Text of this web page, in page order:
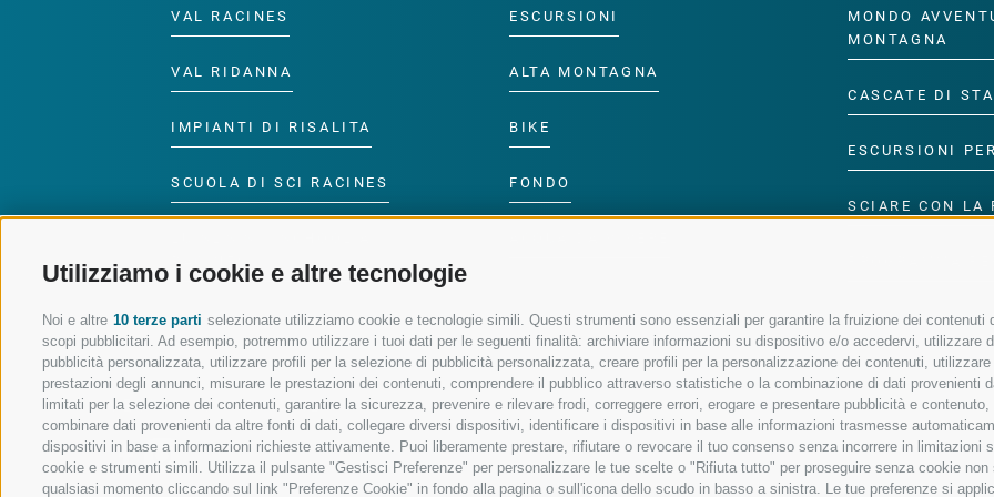
Utilizziamo i cookie e altre tecnologie
Noi e altre 10 terze parti selezionate utilizziamo cookie e tecnologie simili. Questi strumenti sono essenziali per garantire la fruizione dei
scopi pubblicitari. Ad esempio, potremmo utilizzare i tuoi dati per le seguenti finalità: archiviare informazioni su dispositivo e/o accedervi, utilizzare
pubblicità personalizzata, utilizzare profili per la selezione di pubblicità personalizzata, creare profili per la personalizzazione dei contenuti,
prestazioni degli annunci, misurare le prestazioni dei contenuti, comprendere il pubblico attraverso statistiche o la combinazione di dati
limitati per la selezione dei contenuti, garantire la sicurezza, prevenire e rilevare frodi, correggere errori, erogare e presentare pubblicità e
combinare dati provenienti da altre fonti di dati, collegare diversi dispositivi, identificare i dispositivi in base alle informazioni trasmesse
dispositivi in base a informazioni richieste attivamente. Puoi liberamente prestare, rifiutare o revocare il tuo consenso senza incorrere in
cookie e strumenti simili. Utilizza il pulsante "Gestisci Preferenze" per personalizzare le tue scelte o "Rifiuta tutto" per proseguire senza cookie
qualsiasi momento cliccando sul link "Preferenze Cookie" in fondo alla pagina o sull'icona dello scudo in basso a sinistra. Le tue preferenze si
VAL RACINES
VAL RIDANNA
IMPIANTI DI RISALITA
SCUOLA DI SCI RACINES
RACINES
ESCURSIONI
ALTA MONTAGNA
BIKE
FONDO
MONDO
MONTAGNA
CASCATE DI
ESCURSIONI
SCIARE CON LA
SEGUICI SUI SOCIAL